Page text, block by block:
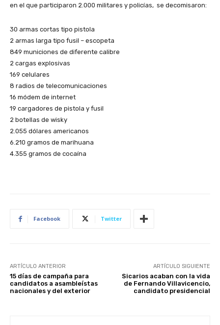
en el que participaron 2.000 militares y policías, se decomisaron:
30 armas cortas tipo pistola
2 armas larga tipo fusil – escopeta
849 municiones de diferente calibre
2 cargas explosivas
169 celulares
8 radios de telecomunicaciones
16 módem de internet
19 cargadores de pistola y fusil
2 botellas de wisky
2.055 dólares americanos
6.210 gramos de marihuana
4.355 gramos de cocaína
Facebook Twitter
ARTÍCULO ANTERIOR
15 días de campaña para
candidatos a asambleístas
nacionales y del exterior
ARTÍCULO SIGUIENTE
Sicarios acaban con la vida
de Fernando Villavicencio,
candidato presidencial